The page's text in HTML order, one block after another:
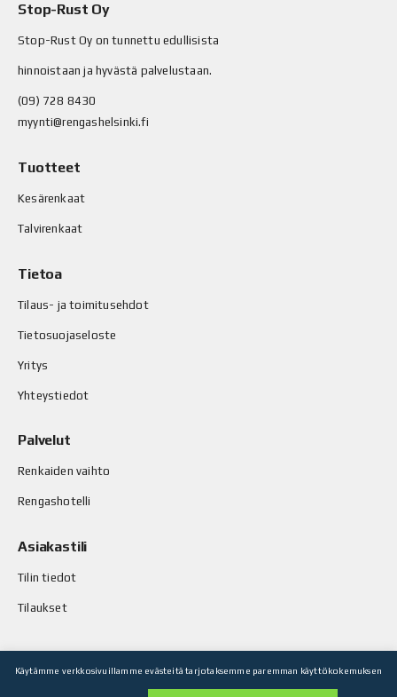
Stop-Rust Oy
Stop-Rust Oy on tunnettu edullisista
hinnoistaan ja hyvästä palvelustaan.
(09) 728 8430
myynti@rengashelsinki.fi
Tuotteet
Kesärenkaat
Talvirenkaat
Tietoa
Tilaus- ja toimitusehdot
Tietosuojaseloste
Yritys
Yhteystiedot
Palvelut
Renkaiden vaihto
Rengashotelli
Asiakastili
Tilin tiedot
Tilaukset
Käytämme verkkosivuillamme evästeitä tarjotaksemme paremman käyttökokemuksen